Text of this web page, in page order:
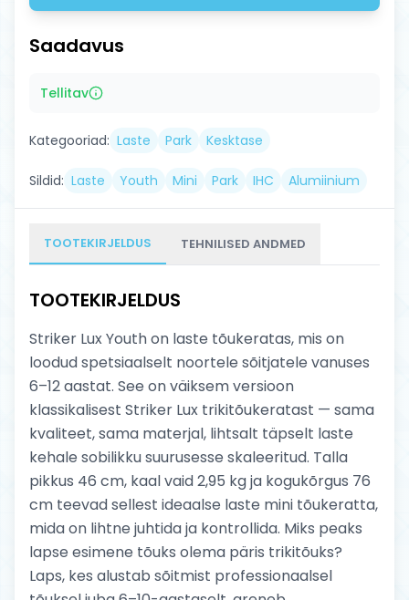
Saadavus
Tellitav
Kategooriad: Laste Park Kesktase
Sildid: Laste Youth Mini Park IHC Alumiinium
TOOTEKIRJELDUS TEHNILISED ANDMED
TOOTEKIRJELDUS
Striker Lux Youth on laste tõukeratas, mis on
loodud spetsiaalselt noortele sõitjatele vanuses
6–12 aastat. See on väiksem versioon
klassikalisest Striker Lux trikitõukeratast — sama
kvaliteet, sama materjal, lihtsalt täpselt laste
kehale sobilikku suurusesse skaleeritud. Talla
pikkus 46 cm, kaal vaid 2,95 kg ja kogukõrgus 76
cm teevad sellest ideaalse laste mini tõukeratta,
mida on lihtne juhtida ja kontrollida. Miks peaks
lapse esimene tõuks olema päris trikitõuks?
Laps, kes alustab sõitmist professionaalsel